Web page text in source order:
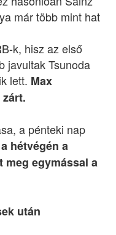
már több mint hat
k, hisz az első
javultak Tsunoda
lett. Max
a pénteki nap
hétvégén a
meg egymással a
után